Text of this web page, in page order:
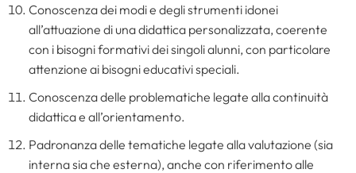
Conoscenza dei modi e degli strumenti idonei
all’attuazione di una didattica personalizzata, coerente
con i bisogni formativi dei singoli alunni, con particolare
attenzione ai bisogni educativi speciali.
Conoscenza delle problematiche legate alla continuità
didattica e all’orientamento.
Padronanza delle tematiche legate alla valutazione (sia
interna sia che esterna), anche con riferimento alle